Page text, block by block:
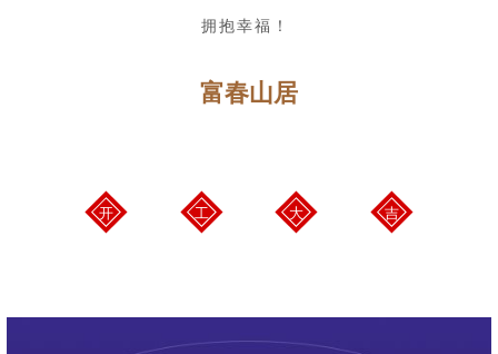
拥抱幸福！
富春山居
开 工 大 吉